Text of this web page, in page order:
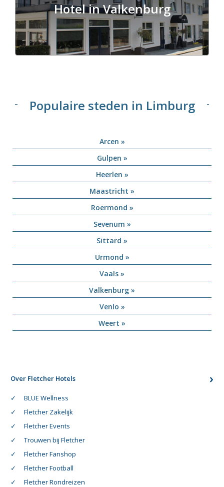
Hotel in Valkenburg
Populaire steden in Limburg
Arcen »
Gulpen »
Heerlen »
Maastricht »
Roermond »
Sevenum »
Sittard »
Urmond »
Vaals »
Valkenburg »
Venlo »
Weert »
Over Fletcher Hotels
BLUE Wellness
Fletcher Zakelijk
Fletcher Events
Trouwen bij Fletcher
Fletcher Fanshop
Fletcher Football
Fletcher Rondreizen